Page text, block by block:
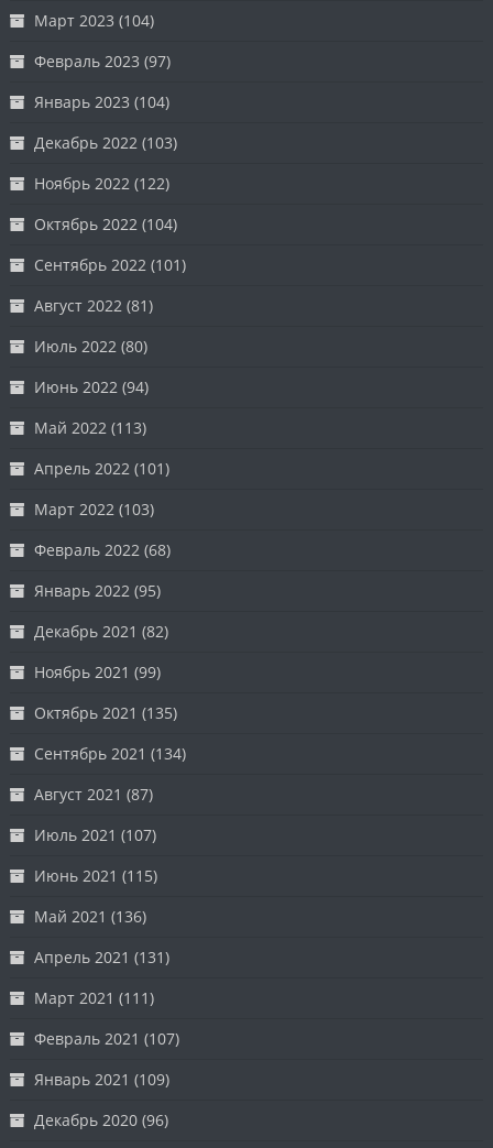
Март 2023 (104)
Февраль 2023 (97)
Январь 2023 (104)
Декабрь 2022 (103)
Ноябрь 2022 (122)
Октябрь 2022 (104)
Сентябрь 2022 (101)
Август 2022 (81)
Июль 2022 (80)
Июнь 2022 (94)
Май 2022 (113)
Апрель 2022 (101)
Март 2022 (103)
Февраль 2022 (68)
Январь 2022 (95)
Декабрь 2021 (82)
Ноябрь 2021 (99)
Октябрь 2021 (135)
Сентябрь 2021 (134)
Август 2021 (87)
Июль 2021 (107)
Июнь 2021 (115)
Май 2021 (136)
Апрель 2021 (131)
Март 2021 (111)
Февраль 2021 (107)
Январь 2021 (109)
Декабрь 2020 (96)